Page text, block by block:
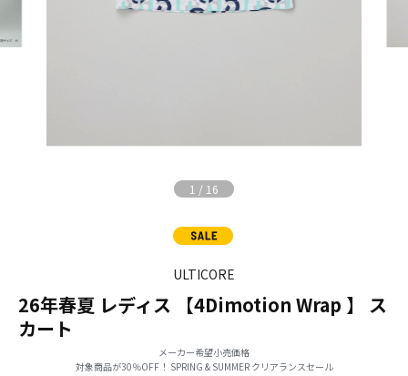
1 / 16
ULTICORE
26年春夏 レディス 【4Dimotion Wrap 】 ス
カート
メーカー希望小売価格
対象商品が30％OFF！ SPRING & SUMMER クリアランスセール